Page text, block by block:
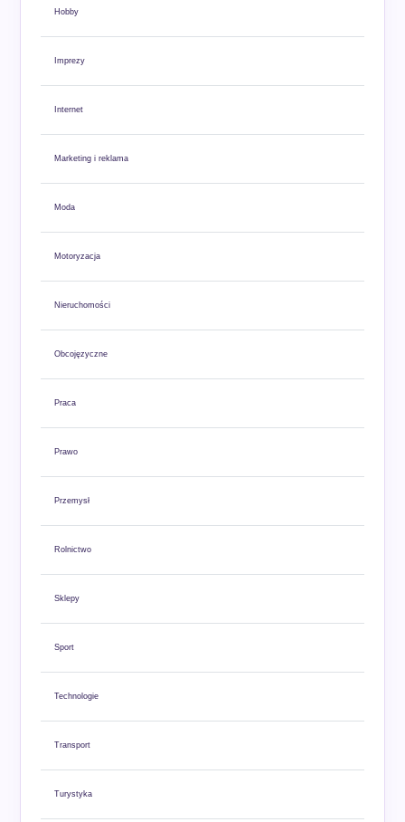
Hobby
Imprezy
Internet
Marketing i reklama
Moda
Motoryzacja
Nieruchomości
Obcojęzyczne
Praca
Prawo
Przemysł
Rolnictwo
Sklepy
Sport
Technologie
Transport
Turystyka